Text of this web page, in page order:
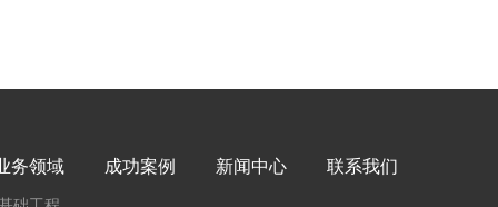
务领域 成功案例 新闻中心 联系我们